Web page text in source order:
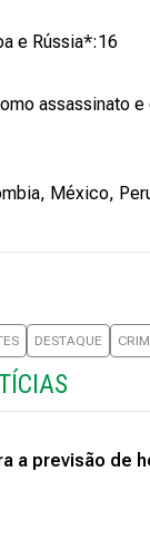
e Rússia*:16
assassinato
México,
DESTAQUE
a previsão de